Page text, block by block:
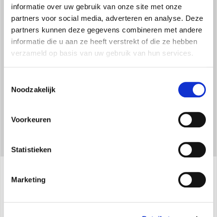
informatie over uw gebruik van onze site met onze
partners voor social media, adverteren en analyse. Deze
partners kunnen deze gegevens combineren met andere
informatie die u aan ze heeft verstrekt of die ze hebben
verzameld op basis van uw gebruik van hun services.
Noodzakelijk
Voorkeuren
Statistieken
Marketing